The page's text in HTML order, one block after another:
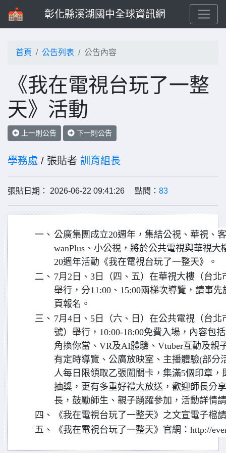
彰化縣溪湖國中全球資訊網
首頁 公告列表 公告內容
《我在電視台玩了一整
天》活動
上一則公告 下一則公告
學務處 / 張貼者 訓育組長
張貼日期： 2026-06-22 09:41:26 點閱： 83
一、 公廣集團成立20週年，集結公視、華視、
wanPlus、小公視，將於公共電視與華視
20週年活動《我在電視台玩了一整天》。
二、 7月2日、3日（四、五）在華視大樓（台
舉行，分11:00、15:00兩梯次導覽，請事
頁報名。
三、 7月4日、5日（六、日）在公共電視（台北
號）舉行，10:00-18:00免費入場，內容包
角換你當、VR及AI體驗、Vtuber互動及親
有定時導覽、公廣放映室、主播體驗(部分
人每日限領取乙張闖關卡，集滿5個印章
抽獎，更有多重好禮大放送，歡迎師長分
長，鼓勵師生、親子踴躍參加，活動詳情
四、
《我在電視台玩了一整天》之文宣電子檔
五、
《我在電視台玩了一整天》官網：http://